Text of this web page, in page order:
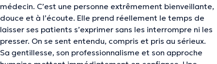
médecin. C’est une personne extrêmement bienveillante,
douce et à l’écoute. Elle prend réellement le temps de
laisser ses patients s’exprimer sans les interrompre ni les
presser. On se sent entendu, compris et pris au sérieux.
Sa gentillesse, son professionnalisme et son approche